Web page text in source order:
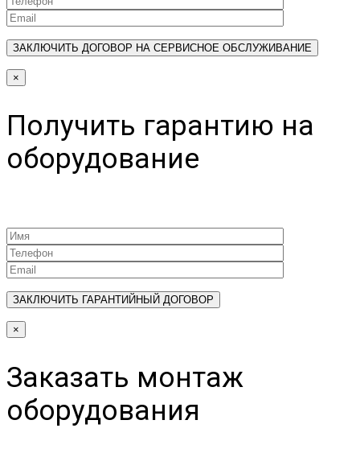
×
Получить гарантию на
оборудование
×
Заказать монтаж
оборудования